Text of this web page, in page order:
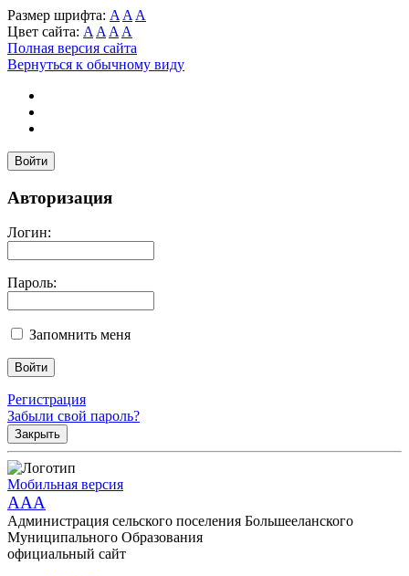
Размер шрифта: A A A
Цвет сайта: A A A A
Полная версия сайта
Вернуться к обычному виду
Войти
Авторизация
Логин:
Пароль:
Запомнить меня
Регистрация
Забыли свой пароль?
Закрыть
Мобильная версия
AAA
Администрация сельского поселения Большееланского
Муниципального Образования
официальный сайт